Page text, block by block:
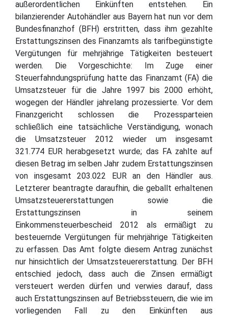
außerordentlichen Einkünften entstehen. Ein
bilanzierender Autohändler aus Bayern hat nun vor dem
Bundesfinanzhof (BFH) erstritten, dass ihm gezahlte
Erstattungszinsen des Finanzamts als tarifbegünstigte
Vergütungen für mehrjährige Tätigkeiten besteuert
werden. Die Vorgeschichte: Im Zuge einer
Steuerfahndungsprüfung hatte das Finanzamt (FA) die
Umsatzsteuer für die Jahre 1997 bis 2000 erhöht,
wogegen der Händler jahrelang prozessierte. Vor dem
Finanzgericht schlossen die Prozessparteien
schließlich eine tatsächliche Verständigung, wonach
die Umsatzsteuer 2012 wieder um insgesamt
321.774 EUR herabgesetzt wurde; das FA zahlte auf
diesen Betrag im selben Jahr zudem Erstattungszinsen
von insgesamt 203.022 EUR an den Händler aus.
Letzterer beantragte daraufhin, die geballt erhaltenen
Umsatzsteuererstattungen sowie die
Erstattungszinsen in seinem
Einkommensteuerbescheid 2012 als ermäßigt zu
besteuernde Vergütungen für mehrjährige Tätigkeiten
zu erfassen. Das Amt folgte diesem Antrag zunächst
nur hinsichtlich der Umsatzsteuererstattung. Der BFH
entschied jedoch, dass auch die Zinsen ermäßigt
versteuert werden dürfen und verwies darauf, dass
auch Erstattungszinsen auf Betriebssteuern, die wie im
vorliegenden Fall zu den Einkünften aus